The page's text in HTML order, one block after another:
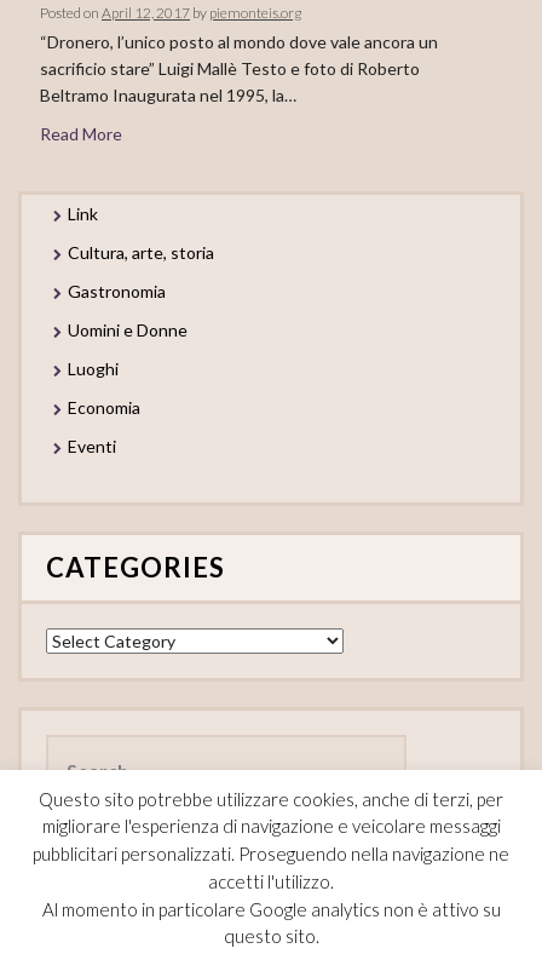
Posted on April 12, 2017 by piemonteis.org
“Dronero, l’unico posto al mondo dove vale ancora un
sacrificio stare” Luigi Mallè Testo e foto di Roberto
Beltramo Inaugurata nel 1995, la…
Read More
Link
Cultura, arte, storia
Gastronomia
Uomini e Donne
Luoghi
Economia
Eventi
CATEGORIES
Categories
Questo sito potrebbe utilizzare cookies, anche di terzi, per
migliorare l'esperienza di navigazione e veicolare messaggi
pubblicitari personalizzati. Proseguendo nella navigazione ne
accetti l'utilizzo.
Al momento in particolare Google analytics non è attivo su
questo sito.